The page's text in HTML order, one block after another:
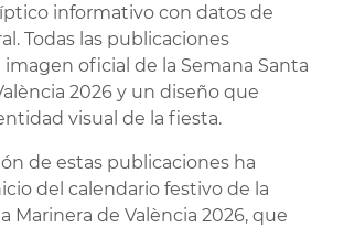
informativo con datos de
Todas las publicaciones
oficial de la Semana Santa
2026 y un diseño que
visual de la fiesta.
de estas publicaciones ha
del calendario festivo de la
Marinera de València 2026, que